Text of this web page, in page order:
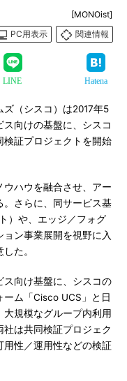
[MONOist]
PC用表示
関連情報
LINE Hatena
（シスコ）は2017年5
ス向けの基盤に、シスコ
検証プロジェクトを開始
ハウを融合させ、アー
。さらに、同サービス基
）や、エッジ／フォグ
ン事業展開を視野に入
た。
向け基盤に、シスコの
ム「Cisco UCS」と日
規模なグループ内利用
は共同検証プロジェク
用性／運用性などの検証